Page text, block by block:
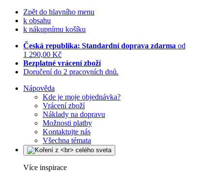
Zpět do hlavního menu
k obsahu
k nákupnímu košíku
Česká republika: Standardní doprava zdarma od
1 290,00 Kč
Bezplatné vrácení zboží
Doručení do 2 pracovních dnů.
Nápověda
Kde je moje objednávka?
Vrácení zboží
Náklady na dopravu
Možnosti platby
Kontaktujte nás
Všechna témata
Více inspirace